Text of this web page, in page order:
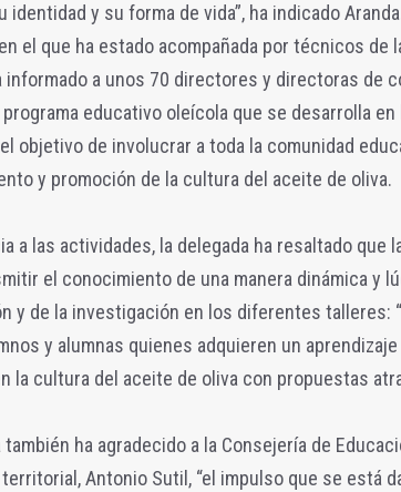
identidad y su forma de vida”, ha indicado
el que ha estado acompañada por técnicos de
informado a unos 70 directores y directoras de
educativo oleícola que se desarrolla
objetivo de involucrar a toda la comunidad
y promoción de la cultura del aceite de oliva.
a las actividades, la delegada ha resaltado que
el conocimiento de una manera dinámica y
y de la investigación en los diferentes talleres:
y alumnas quienes adquieren un
la cultura del aceite de oliva con propuestas
también ha agradecido a la Consejería de
Antonio Sutil, “el impulso que se está